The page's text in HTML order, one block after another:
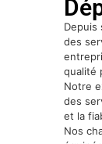
Depuis
des
qualité
Notre
des
et la
Nos